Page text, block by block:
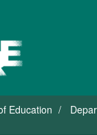
Education